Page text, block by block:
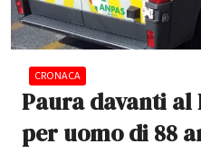
CRONACA
Paura davanti
per uomo di 88